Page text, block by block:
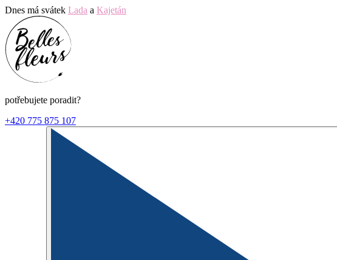
Dnes má svátek Lada a Kajetán
potřebujete poradit?
+420 775 875 107